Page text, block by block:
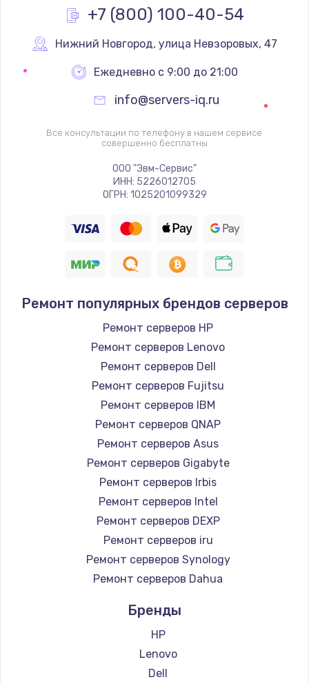
Заказать
Настройка BIOS
995 руб.
1200 руб.
Заказать
Настройка ОС
1160 руб.
1060 руб.
Заказать
Замена южного моста
2750 руб.
Заказать
Замена контроллера питания
1490 руб.
Заказать
Замена тачпада
1745 руб.
Заказать
Замена корпуса
Заказать
+7 (800) 100-40-54
Нижний Новгород, улица Невзоровых, 47
Ежедневно с 9:00 до 21:00
info@servers-iq.ru
Все консультации по телефону в нашем сервисе
совершенно бесплатны
ООО "Эвм-Сервис"
ИНН: 5226012705
ОГРН: 1025201099329
Ремонт популярных брендов серверов
Ремонт серверов HP
Ремонт серверов Lenovo
Ремонт серверов Dell
Ремонт серверов Fujitsu
Ремонт серверов IBM
Ремонт серверов QNAP
Ремонт серверов Asus
Ремонт серверов Gigabyte
Ремонт серверов Irbis
Ремонт серверов Intel
Ремонт серверов DEXP
Ремонт серверов iru
Ремонт серверов Synology
Ремонт серверов Dahua
Бренды
HP
Lenovo
Dell